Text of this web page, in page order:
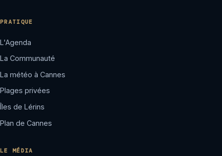
PRATIQUE
L'Agenda
La Communauté
La météo à Cannes
Plages privées
Îles de Lérins
Plan de Cannes
LE MÉDIA